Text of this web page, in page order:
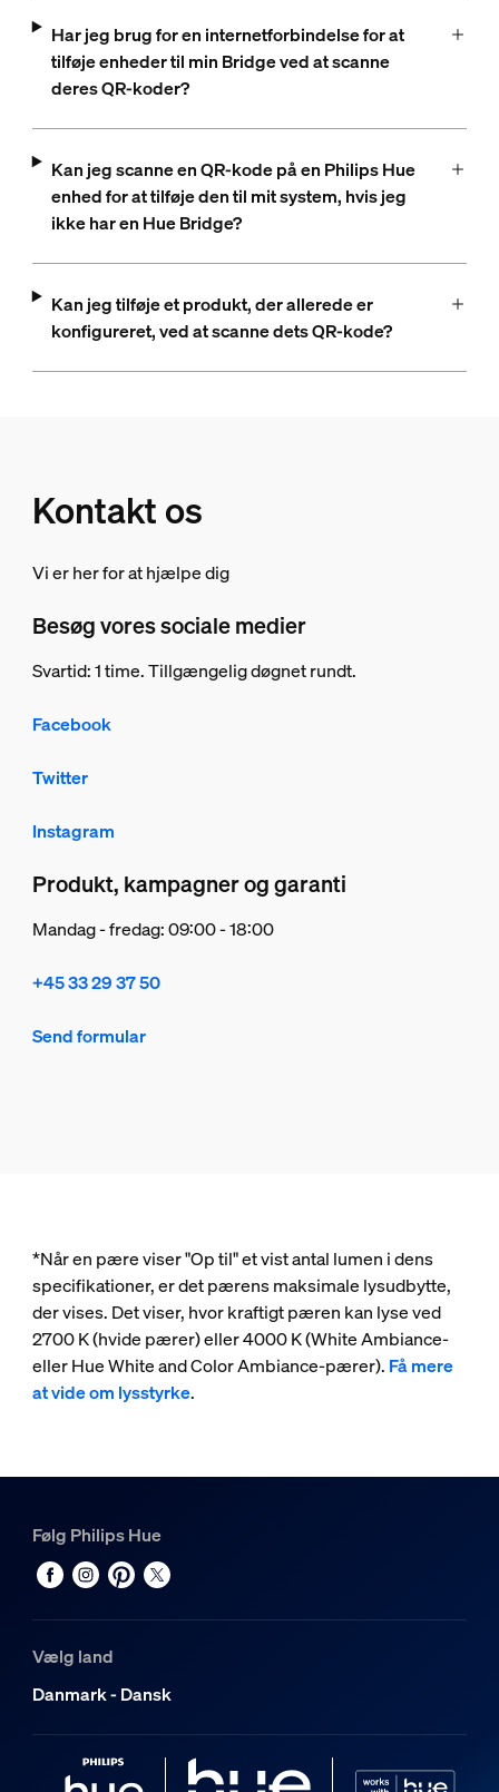
Har jeg brug for en internetforbindelse for at
tilføje enheder til min Bridge ved at scanne
deres QR-koder?
Kan jeg scanne en QR-kode på en Philips Hue
enhed for at tilføje den til mit system, hvis jeg
ikke har en Hue Bridge?
Kan jeg tilføje et produkt, der allerede er
konfigureret, ved at scanne dets QR-kode?
Kontakt os
Vi er her for at hjælpe dig
Besøg vores sociale medier
Svartid: 1 time. Tillgængelig døgnet rundt.
Facebook
Twitter
Instagram
Produkt, kampagner og garanti
Mandag - fredag: 09:00 - 18:00
+45 33 29 37 50
Send formular
*Når en pære viser "Op til" et vist antal lumen i dens
specifikationer, er det pærens maksimale lysudbytte,
der vises. Det viser, hvor kraftigt pæren kan lyse ved
2700 K (hvide pærer) eller 4000 K (White Ambiance-
eller Hue White and Color Ambiance-pærer). Få mere
at vide om lysstyrke.
Følg Philips Hue
Vælg land
Danmark - Dansk